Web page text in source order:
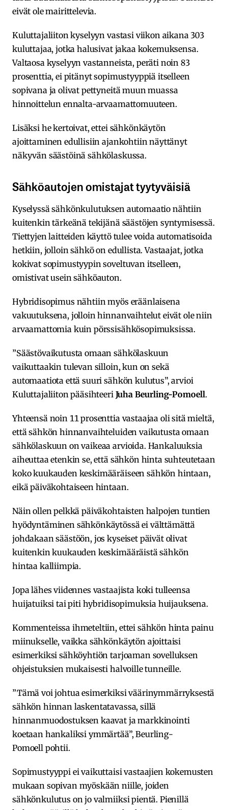
eivät ole mairittelevia.
Kuluttajaliiton kyselyyn vastasi viikon aikana 303
kuluttajaa, jotka halusivat jakaa kokemuksensa.
Valtaosa kyselyyn vastanneista, peräti noin 83
prosenttia, ei pitänyt sopimustyyppiä itselleen
sopivana ja olivat pettyneitä muun muassa
hinnoittelun ennalta-arvaamattomuuteen.
Lisäksi he kertoivat, ettei sähkönkäytön
ajoittaminen edullisiin ajankohtiin näyttänyt
näkyvän säästöinä sähkölaskussa.
Sähköautojen omistajat tyytyväisiä
Kyselyssä sähkönkulutuksen automaatio nähtiin
kuitenkin tärkeänä tekijänä säästöjen syntymisessä.
Tiettyjen laitteiden käyttö tulee voida automatisoida
hetkiin, jolloin sähkö on edullista. Vastaajat, jotka
kokivat sopimustyypin soveltuvan itselleen,
omistivat usein sähköauton.
Hybridisopimus nähtiin myös eräänlaisena
vakuutuksena, jolloin hinnanvaihtelut eivät ole niin
arvaamattomia kuin pörssisähkösopimuksissa.
”Säästövaikutusta omaan sähkölaskuun
vaikuttaakin tulevan silloin, kun on sekä
automaatiota että suuri sähkön kulutus”, arvioi
Kuluttajaliiton pääsihteeri Juha Beurling-Pomoell.
Yhteensä noin 11 prosenttia vastaajaa oli sitä mieltä,
että sähkön hinnanvaihteluiden vaikutusta omaan
sähkölaskuun on vaikeaa arvioida. Hankaluuksia
aiheuttaa etenkin se, että sähkön hinta suhteutetaan
koko kuukauden keskimääräiseen sähkön hintaan,
eikä päiväkohtaiseen hintaan.
Näin ollen pelkkä päiväkohtaisten halpojen tuntien
hyödyntäminen sähkönkäytössä ei välttämättä
johdakaan säästöön, jos kyseiset päivät olivat
kuitenkin kuukauden keskimääräistä sähkön
hintaa kalliimpia.
Jopa lähes viidennes vastaajista koki tulleensa
huijatuiksi tai piti hybridisopimuksia huijauksena.
Kommenteissa ihmeteltiin, ettei sähkön hinta painu
miinukselle, vaikka sähkönkäytön ajoittaisi
esimerkiksi sähköyhtiön tarjoaman sovelluksen
ohjeistuksien mukaisesti halvoille tunneille.
”Tämä voi johtua esimerkiksi väärinymmärryksestä
sähkön hinnan laskentatavassa, sillä
hinnanmuodostuksen kaavat ja markkinointi
koetaan hankaliksi ymmärtää”, Beurling-
Pomoell pohtii.
Sopimustyyppi ei vaikuttaisi vastaajien kokemusten
mukaan sopivan myöskään niille, joiden
sähkönkulutus on jo valmiiksi pientä. Pienillä